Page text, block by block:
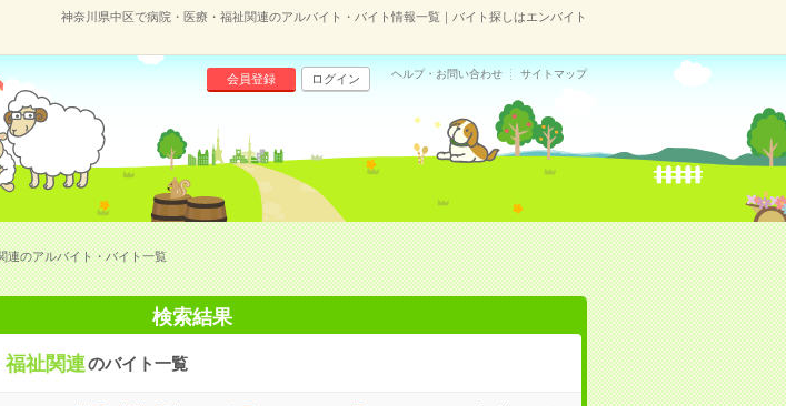
神奈川県中区で病院・医療・福祉関連のアルバイト・バイト情報一覧｜バイト探しはエンバイト
会員登録 ログイン ヘルプ・お問い合わせ サイトマップ
連のアルバイト・バイト一覧
検索結果
祉関連のバイト一覧